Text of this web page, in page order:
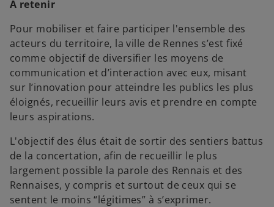
À retenir
Pour mobiliser et faire participer l'ensemble des
acteurs du territoire, la ville de Rennes s’est fixé
comme objectif de diversifier les moyens de
communication et d’interaction avec eux, misant
sur l’innovation pour atteindre les publics les plus
éloignés, recueillir leurs avis et prendre en compte
leurs aspirations.
L'objectif des élus était de sortir des sentiers battus
de la concertation, afin de recueillir le plus
largement possible la parole des Rennais et des
Rennaises, y compris et surtout de ceux qui se
sentent le moins “légitimes” à s’exprimer.